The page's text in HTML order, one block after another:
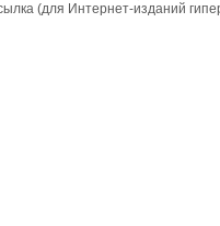
(для Интернет-изданий